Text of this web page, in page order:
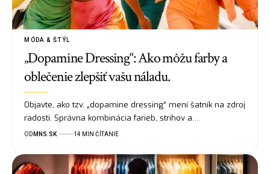
MÓDA & ŠTÝL
„Dopamine Dressing“: Ako môžu farby a
oblečenie zlepšiť vašu náladu.
Objavte, ako tzv. „dopamine dressing“ mení šatník na zdroj
radosti. Správna kombinácia farieb, strihov a…
OD MNS.SK 14 MIN ČÍTANIE